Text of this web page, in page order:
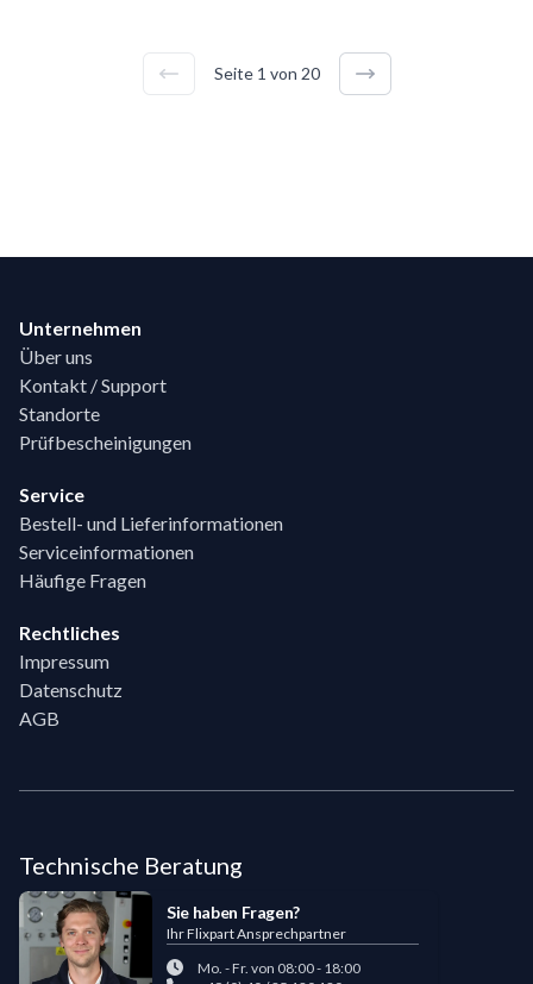
Seite 1 von 20
Unternehmen
Über uns
Kontakt / Support
Standorte
Prüfbescheinigungen
Service
Bestell- und Lieferinformationen
Serviceinformationen
Häufige Fragen
Rechtliches
Impressum
Datenschutz
AGB
Technische Beratung
Sie haben Fragen?
Ihr Flixpart Ansprechpartner
Mo. - Fr. von 08:00 - 18:00